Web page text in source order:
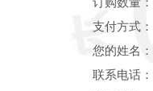
订购数量：
支付方式：
您的姓名：
联系电话：